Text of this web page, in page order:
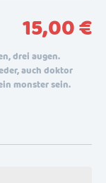
15,00€
drei augen.
auch doktor
monster sein.